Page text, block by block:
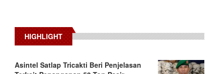
HIGHLIGHT
Asintel Satlap Tricakti Beri Penjelasan